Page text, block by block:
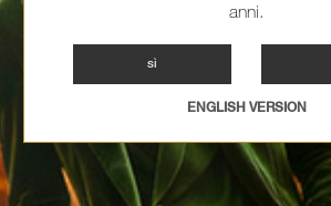
anni.
SÌ
ENGLISH VERSION